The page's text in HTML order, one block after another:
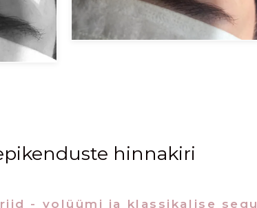
hinnakiri
- volüümi ja klassikalise segu